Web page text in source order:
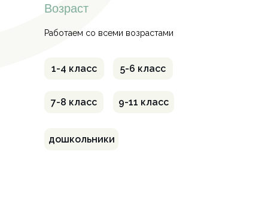
дошкольники
9-11 класс
7-8 класс
1-4 класс 5-6 класс
Работаем со всеми возрастами
Возраст